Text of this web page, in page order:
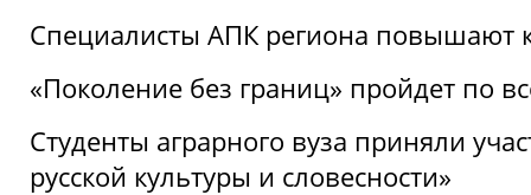
Специалисты АПК региона повышают
«Поколение без границ» пройдет по
Студенты аграрного вуза приняли
русской культуры и словесности»